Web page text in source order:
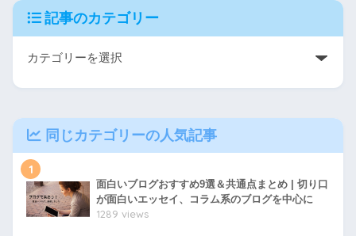
記事のカテゴリー
同じカテゴリーの人気記事
1
面白いブログおすすめ9選＆共通点まとめ | 切り口
が面白いエッセイ、コラム系のブログを中心に
1289 views